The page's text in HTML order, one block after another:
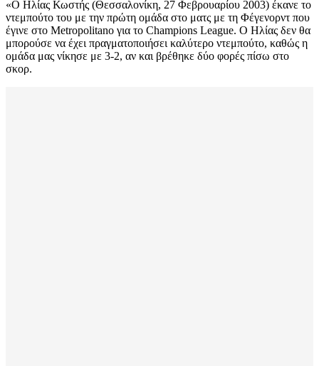
«Ο Ηλίας Κωστής (Θεσσαλονίκη, 27 Φεβρουαρίου 2003) έκανε το
ντεμπούτο του με την πρώτη ομάδα στο ματς με τη Φέγενορντ που
έγινε στο Metropolitano για το Champions League. Ο Ηλίας δεν θα
μπορούσε να έχει πραγματοποιήσει καλύτερο ντεμπούτο, καθώς η
ομάδα μας νίκησε με 3-2, αν και βρέθηκε δύο φορές πίσω στο
σκορ.